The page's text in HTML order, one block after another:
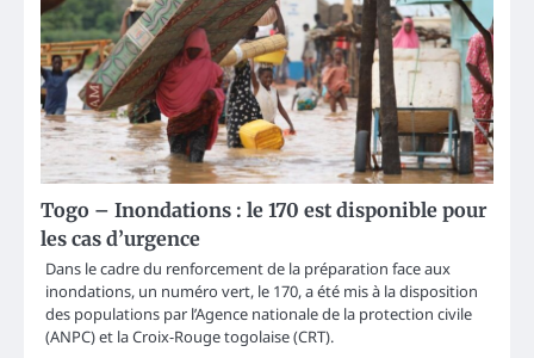
Togo – Inondations : le 170 est disponible pour
les cas d’urgence
Dans le cadre du renforcement de la préparation face aux
inondations, un numéro vert, le 170, a été mis à la disposition
des populations par l’Agence nationale de la protection civile
(ANPC) et la Croix-Rouge togolaise (CRT).